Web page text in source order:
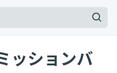
ッションバ